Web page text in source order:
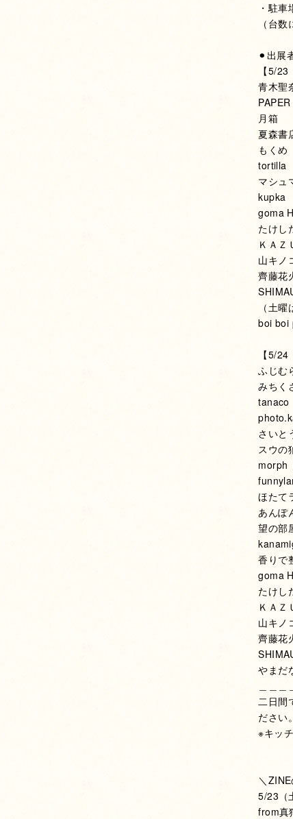
・駐車
（台
⚫︎出展
【5/23
青木聖
月箱
夏森書
もくめ
tortilla
マシュ
kupka
goma
たけし
ＫＡＺ
山キノ
齊藤花
（土
boi boi
【5/24
ふじむ
みちく
tanaco
さいと
スウの
morph
ほたて
あんぽ
望の部
香りで
goma
たけし
ＫＡＺ
山キノ
齊藤花
やまだ
二日間
ださい。
※キッ
＼
5/23（
from真